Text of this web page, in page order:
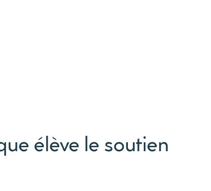
élève le soutien